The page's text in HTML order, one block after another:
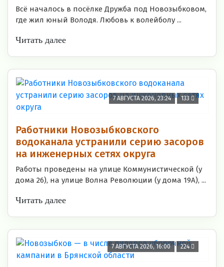
Всё началось в посёлке Дружба под Новозыбковом,
где жил юный Володя. Любовь к волейболу ...
Читать далее
7 АВГУСТА 2026, 23:24 133
Работники Новозыбковского
водоканала устранили серию засоров
на инженерных сетях округа
Работы проведены на улице Коммунистической (у
дома 26), на улице Волна Революции (у дома 19А), ...
Читать далее
7 АВГУСТА 2026, 16:00 224